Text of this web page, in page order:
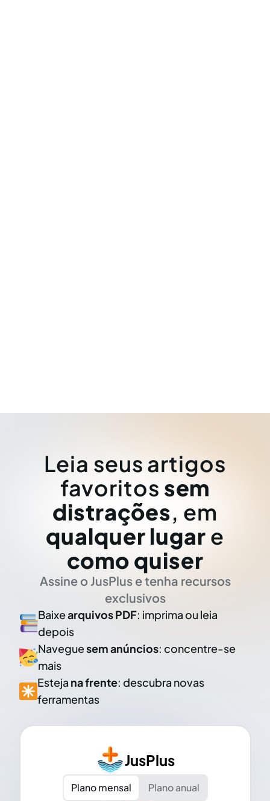
Leia seus artigos
favoritos sem
distrações, em
qualquer lugar e
como quiser
Assine o JusPlus e tenha recursos
exclusivos
Baixearquivos PDF: imprima ou leia
depois
Naveguesem anúncios: concentre-se
mais
Esteja na frente: descubra novas
ferramentas
JusPlus
Plano mensal
Plano anual